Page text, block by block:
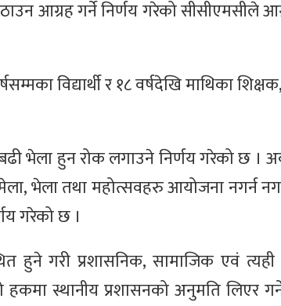
आग्रह गर्ने निर्णय गरेको सीसीएमसीले
विद्यार्थी र १८ वर्षदेखि माथिका
भेला हुन रोक लगाउने निर्णय गरेको छ ।
भेला तथा महोत्सवहरु आयोजना नगर्न
गरेको छ ।
गरी प्रशासनिक, सामाजिक एवं त्यही
स्थानीय प्रशासनको अनुमति लिएर